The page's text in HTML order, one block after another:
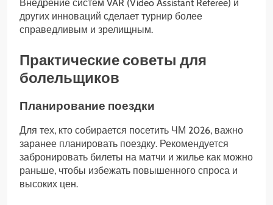
Внедрение систем VAR (Video Assistant Referee) и
других инноваций сделает турнир более
справедливым и зрелищным.
Практические советы для
болельщиков
Планирование поездки
Для тех, кто собирается посетить ЧМ 2026, важно
заранее планировать поездку. Рекомендуется
забронировать билеты на матчи и жилье как можно
раньше, чтобы избежать повышенного спроса и
высоких цен.